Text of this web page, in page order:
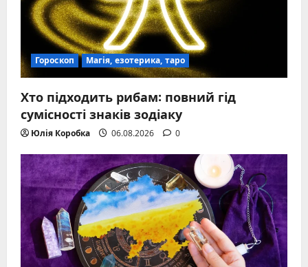
Гороскоп Магія, езотерика, таро
Хто підходить рибам: повний гід
сумісності знаків зодіаку
Юлія Коробка 06.08.2026 0